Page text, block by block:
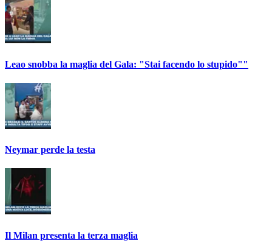
Leao snobba la maglia del Gala: "Stai facendo lo stupido""
Neymar perde la testa
Il Milan presenta la terza maglia